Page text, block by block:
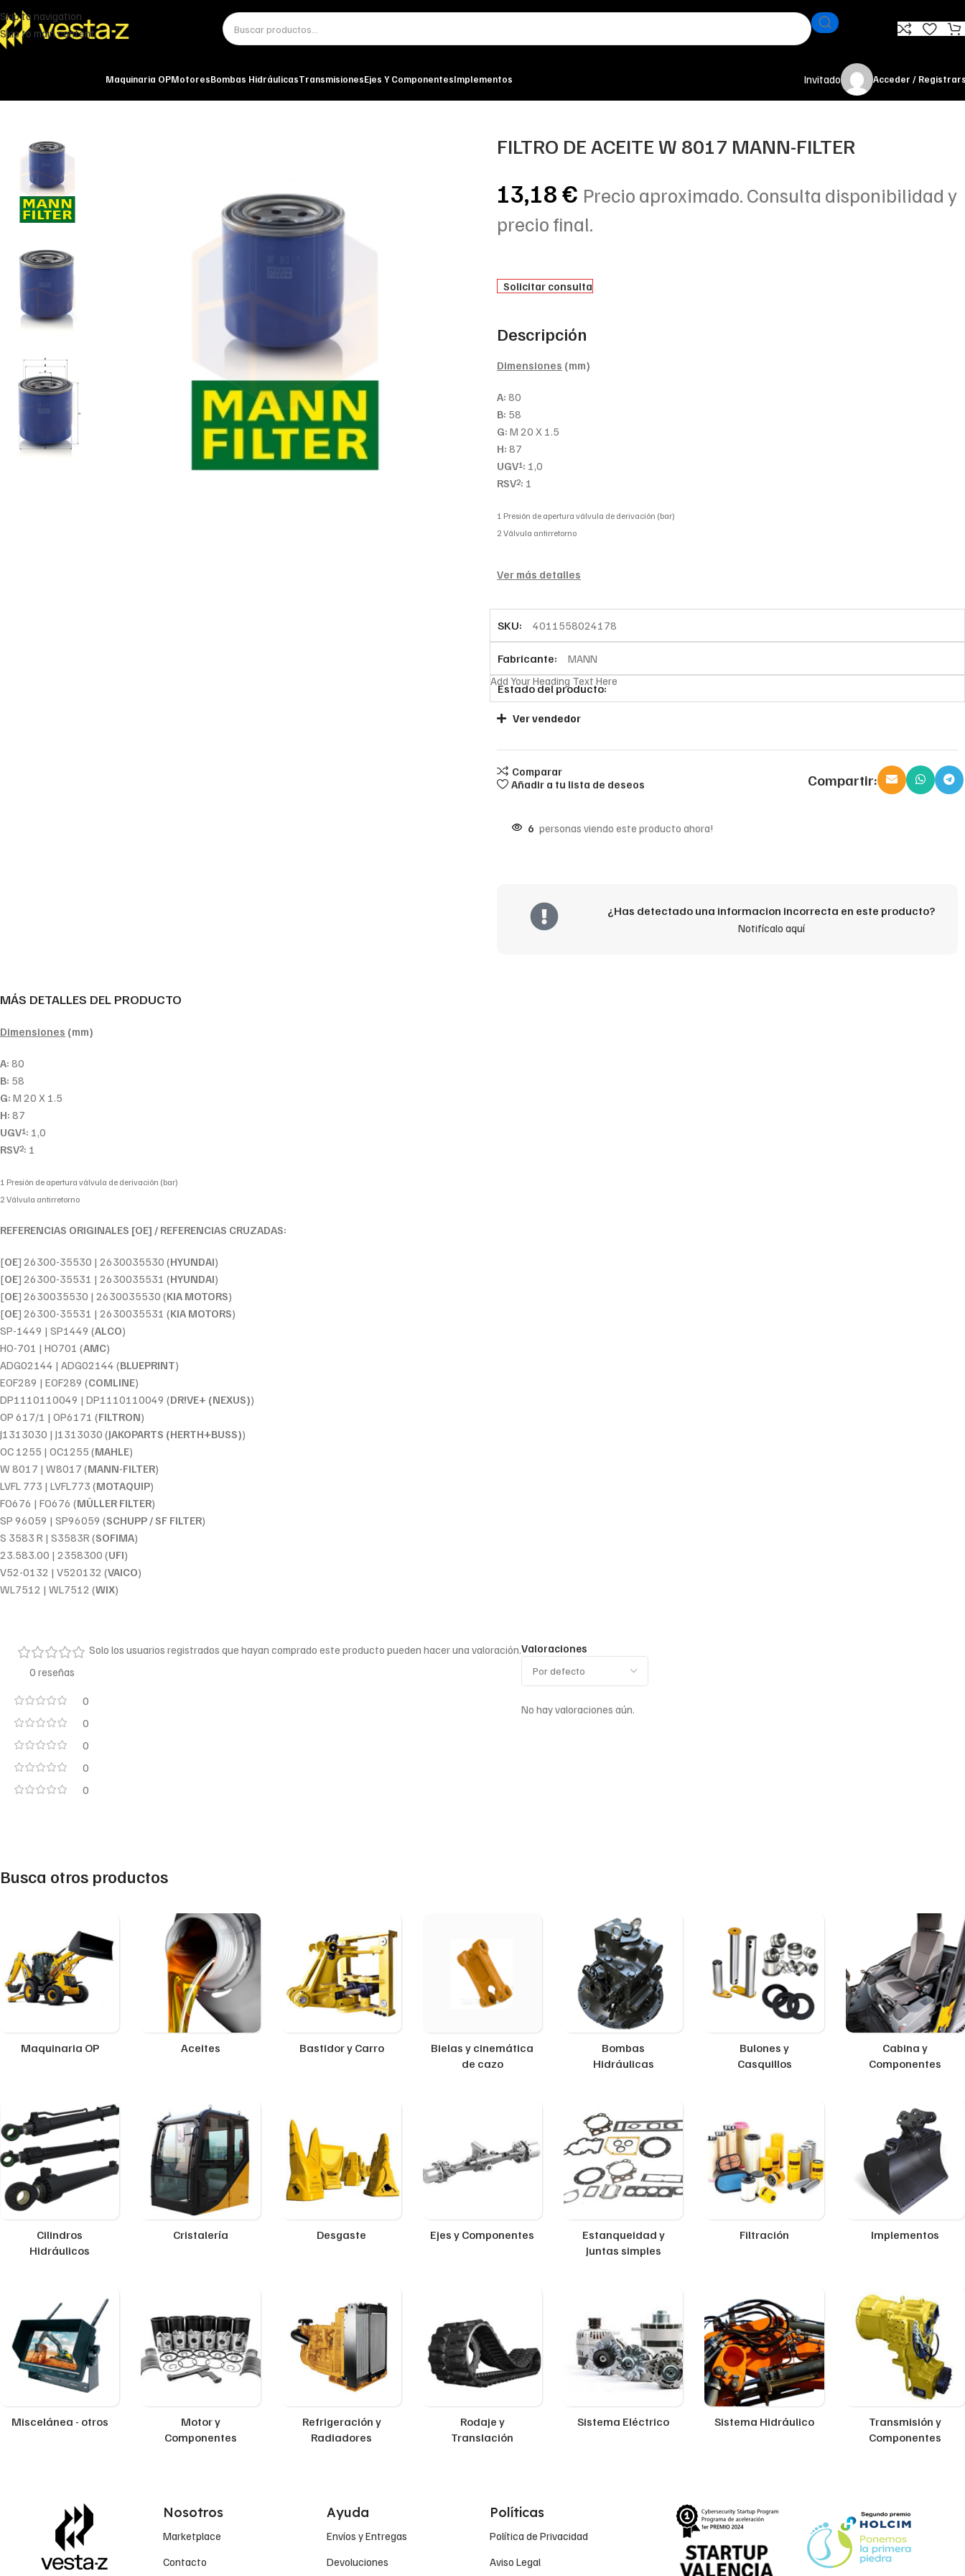
Skip to navigation
Skip to main content
Maquinaria OPMotoresBombas HidráulicasTransmisionesEjes Y ComponentesImplementos Invitado Acceder /
FILTRO DE ACEITE W 8017 MANN-FILTER
13,18€ Precio aproximado. Consulta disponibilidad y
precio final.
Solicitar consulta
Descripción
Dimensiones (mm)
A: 80
B: 58
G: M 20 X 1.5
H: 87
UGV1: 1,0
RSV2: 1
1 Presión de apertura válvula de derivación (bar)
2 Válvula antirretorno
Ver más detalles
SKU: 4011558024178
Fabricante: MANN
Estado del producto:
Add Your Heading Text Here
Ver vendedor
Comparar
Añadir a tu lista de deseos
Compartir:
6 personas viendo este producto ahora!
¿Has detectado una informacion incorrecta en este producto?
Notifícalo aquí
MÁS DETALLES DEL PRODUCTO
Dimensiones (mm)
A: 80
B: 58
G: M 20 X 1.5
H: 87
UGV1: 1,0
RSV2: 1
1 Presión de apertura válvula de derivación (bar)
2 Válvula antirretorno
REFERENCIAS ORIGINALES [OE] / REFERENCIAS CRUZADAS:
[OE] 26300-35530 | 2630035530 (HYUNDAI)
[OE] 26300-35531 | 2630035531 (HYUNDAI)
[OE] 2630035530 | 2630035530 (KIA MOTORS)
[OE] 26300-35531 | 2630035531 (KIA MOTORS)
SP-1449 | SP1449 (ALCO)
HO-701 | HO701 (AMC)
ADG02144 | ADG02144 (BLUEPRINT)
EOF289 | EOF289 (COMLINE)
DP1110110049 | DP1110110049 (DR!VE+ (NEXUS))
OP 617/1 | OP6171 (FILTRON)
J1313030 | J1313030 (JAKOPARTS (HERTH+BUSS))
OC 1255 | OC1255 (MAHLE)
W 8017 | W8017 (MANN-FILTER)
LVFL 773 | LVFL773 (MOTAQUIP)
FO676 | FO676 (MÜLLER FILTER)
SP 96059 | SP96059 (SCHUPP / SF FILTER)
S 3583 R | S3583R (SOFIMA)
23.583.00 | 2358300 (UFI)
V52-0132 | V520132 (VAICO)
WL7512 | WL7512 (WIX)
0 reseñas
0
0
0
0
0
Valoraciones
No hay valoraciones aún.
Solo los usuarios registrados que hayan comprado este producto pueden hacer una valoración.
Busca otros productos
Maquinaria OP Aceites Bastidor y Carro
Bielas y cinemática
de cazo
Bombas
Hidráulicas
Bulones y
Casquillos
Cabina y
Componentes
Cilindros
Hidráulicos
Cristalería Desgaste Ejes y Componentes
Estanqueidad y
Juntas simples
Filtración Implementos
Miscelánea - otros
Motor y
Componentes
Refrigeración y
Radiadores
Rodaje y
Translación
Sistema Eléctrico Sistema Hidráulico
Transmisión y
Componentes
Nosotros
Marketplace
Contacto
Ayuda
Envíos y Entregas
Devoluciones
Políticas
Política de Privacidad
Aviso Legal